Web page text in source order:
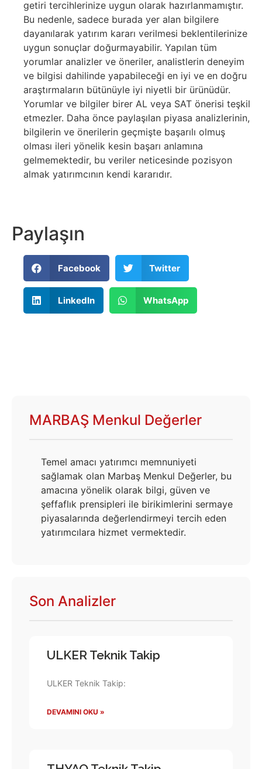
getiri tercihlerinize uygun olarak hazırlanmamıştır.
Bu nedenle, sadece burada yer alan bilgilere
dayanılarak yatırım kararı verilmesi beklentilerinize
uygun sonuçlar doğurmayabilir. Yapılan tüm
yorumlar analizler ve öneriler, analistlerin deneyim
ve bilgisi dahilinde yapabileceği en iyi ve en doğru
araştırmaların bütünüyle iyi niyetli bir ürünüdür.
Yorumlar ve bilgiler birer AL veya SAT önerisi teşkil
etmezler. Daha önce paylaşılan piyasa analizlerinin,
bilgilerin ve önerilerin geçmişte başarılı olmuş
olması ileri yönelik kesin başarı anlamına
gelmemektedir, bu veriler neticesinde pozisyon
almak yatırımcının kendi kararıdır.
Paylaşın
Facebook Twitter
LinkedIn WhatsApp
MARBAŞ Menkul Değerler
Temel amacı yatırımcı memnuniyeti
sağlamak olan Marbaş Menkul Değerler, bu
amacına yönelik olarak bilgi, güven ve
şeffaflık prensipleri ile birikimlerini sermaye
piyasalarında değerlendirmeyi tercih eden
yatırımcılara hizmet vermektedir.
Son Analizler
ULKER Teknik Takip
ULKER Teknik Takip:
DEVAMINI OKU »